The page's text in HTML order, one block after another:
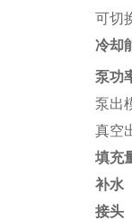
可切
冷却
泵功
泵出
真空
填充
补水
接头